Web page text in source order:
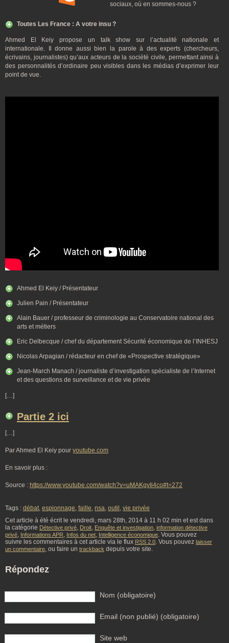
sociaux, où en sommes-nous ?
Toutes Les France : A votre insu ?
Ahmed El Keiy propose un talk show sur l’actualité nationale et
internationale. Il donne aussi bien la parole à des experts (chercheurs,
écrivains, journalistes) qu’aux acteurs de la société civile, permettant ainsi à
des personnalités d’ordinaire peu visibles dans les médias d’exprimer leur
point de vue.
Ahmed El Keiy / Présentateur
Julien Pain / Présentateur
Alain Bauer / professeur de criminologie au Conservatoire national des
arts et métiers
Eric Delbecque / chef du département Sécurité économique de l’INHESJ
Nicolas Arpagian / rédacteur en chef de «Prospective stratégique»
Jean-March Manach / journaliste d’investigation spécialiste de l’Internet
et des questions de surveillance et de vie privée
[…]
Partie 2 ici
[…]
Par Ahmed El Keiy pour youtube.com
En savoir plus :
Source : https://www.youtube.com/watch?v=uMAKgvIi4co#t=272
Tags : débat, espionnage, faille, nsa, outil , vie privée
Cet article à été écrit le vendredi, mars 28th, 2014 à 11 h 02 min et est dans
la catégorie Détective privé, Droit, Enquête et investigation, information détective
privé, Informations APR, Infos du net, Intelligence économique. Vous pouvez
suivre les commentaires à cet article via le flux RSS 2.0. Vous pouvez laisser
un commentaire, ou faire un trackback depuis votre site.
Répondez
Nom (obligatoire)
Email (non publié) (obligatoire)
Site web